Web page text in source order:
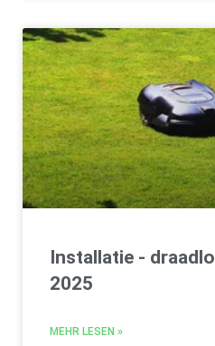
Installatie -
2025
MEHR LESEN »